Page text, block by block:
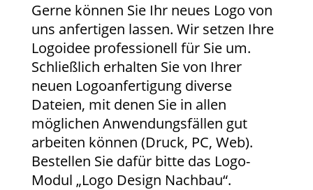
Gerne können Sie Ihr neues Logo von
uns anfertigen lassen. Wir setzen Ihre
Logoidee professionell für Sie um.
Schließlich erhalten Sie von Ihrer
neuen Logoanfertigung diverse
Dateien, mit denen Sie in allen
möglichen Anwendungsfällen gut
arbeiten können (Druck, PC, Web).
Bestellen Sie dafür bitte das Logo-
Modul „Logo Design Nachbau“.